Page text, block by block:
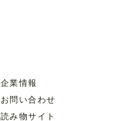
企業情報
お問い合わせ
読み物サイト